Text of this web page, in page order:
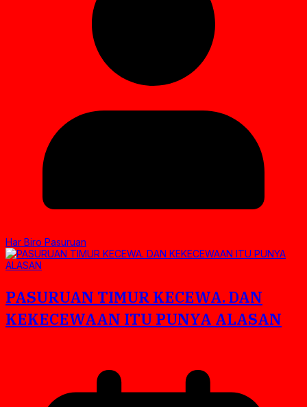
Har Biro Pasuruan
PASURUAN TIMUR KECEWA. DAN
KEKECEWAAN ITU PUNYA ALASAN